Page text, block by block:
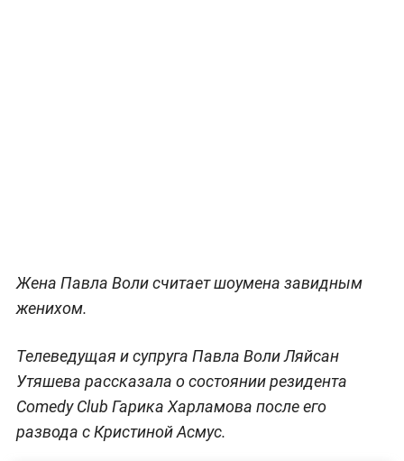
Жена Павла Воли считает шоумена завидным
женихом.
Телеведущая и супруга Павла Воли Ляйсан
Утяшева рассказала о состоянии резидента
Comedy Club Гарика Харламова после его
развода с Кристиной Асмус.